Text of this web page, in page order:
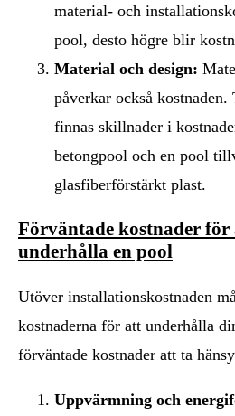
material- och
pool, desto högre blir
Material och design:
påverkar också
finnas skillnader i
betongpool och en pool
glasfiberförstärkt plast.
Förväntade kostnader för
underhålla en pool
Utöver installationskostnaden
kostnaderna för att underhålla
förväntade kostnader att ta
Uppvärmning och